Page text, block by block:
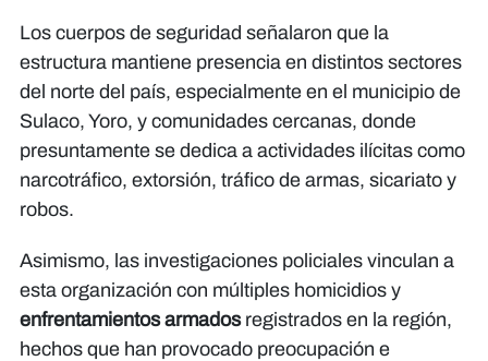
Los cuerpos de seguridad señalaron que la
estructura mantiene presencia en distintos sectores
del norte del país, especialmente en el municipio de
Sulaco, Yoro, y comunidades cercanas, donde
presuntamente se dedica a actividades ilícitas como
narcotráfico, extorsión, tráfico de armas, sicariato y
robos.
Asimismo, las investigaciones policiales vinculan a
esta organización con múltiples homicidios y
enfrentamientos armadosregistrados en la región,
hechos que han provocado preocupación e